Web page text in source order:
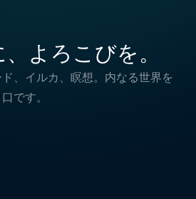
よろこびを。
、イルカ、瞑想。内なる世界を
です。